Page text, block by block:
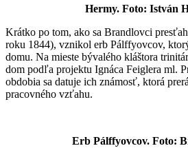
Hermy. Foto: István
Krátko po tom, ako sa Brandlovci
roku 1844), vznikol erb Pálffyovcov,
domu. Na mieste bývalého kláštora
dom podľa projektu Ignáca Feiglera ml.
obdobia sa datuje ich známosť, ktorá
pracovného vzťahu.
Erb Pálffyovcov. Foto: